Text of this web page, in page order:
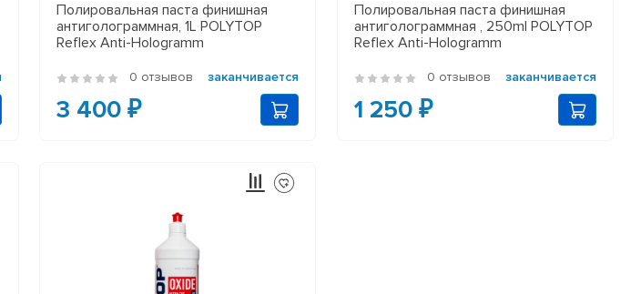
Полировальная паста финишная
антиголограммная, 1L POLYTOP
Reflex Anti-Hologramm
0 отзывов заканчивается
3 400 ₽
Полировальная паста финишная
антиголограммная , 250ml POLYTOP
Reflex Anti-Hologramm
0 отзывов заканчивается
1 250 ₽